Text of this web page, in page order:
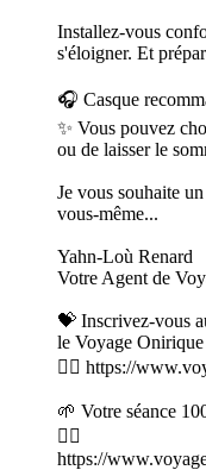
Installez-vous
s'éloigner. Et
🎧 Casque
✨ Vous pouvez
ou de laisser le
Je vous souhaite
vous-même...
Yahn-Loù Renard
Votre Agent de
💝 Inscrivez-vous
le Voyage
👉🏻 https://
🌱 Votre séance
👉🏻
https://